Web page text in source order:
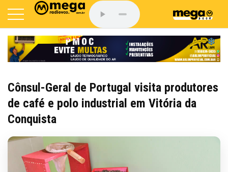
Cônsul-Geral de Portugal visita produtores
de café e polo industrial em Vitória da
Conquista